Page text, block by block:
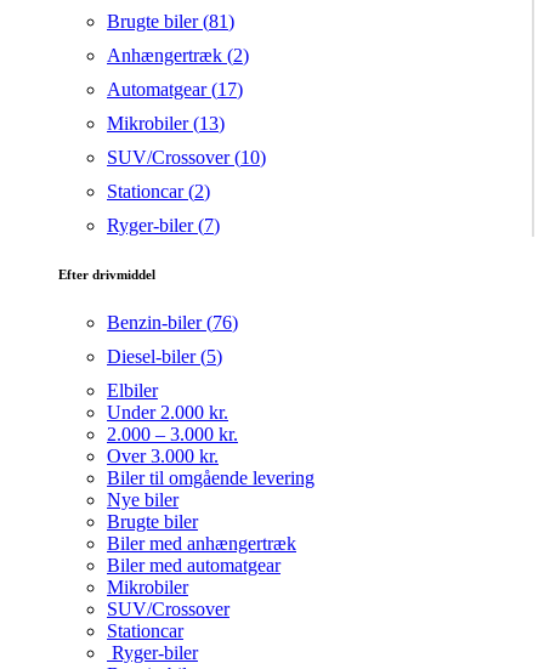
Brugte biler (81)
Anhængertræk (2)
Automatgear (17)
Mikrobiler (13)
SUV/Crossover (10)
Stationcar (2)
Ryger-biler (7)
Efter drivmiddel
Benzin-biler (76)
Diesel-biler (5)
Elbiler
Under 2.000 kr.
2.000 – 3.000 kr.
Over 3.000 kr.
Biler til omgående levering
Nye biler
Brugte biler
Biler med anhængertræk
Biler med automatgear
Mikrobiler
SUV/Crossover
Stationcar
Ryger-biler